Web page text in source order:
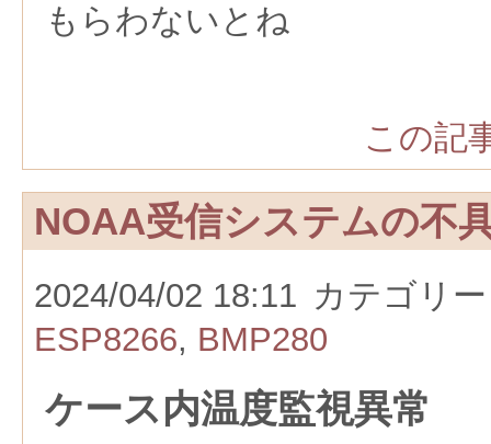
もらわないとね
この記
NOAA受信システムの不
2024/04/02 18:11 カテゴリ
ESP8266, BMP280
ケース内温度監視異常